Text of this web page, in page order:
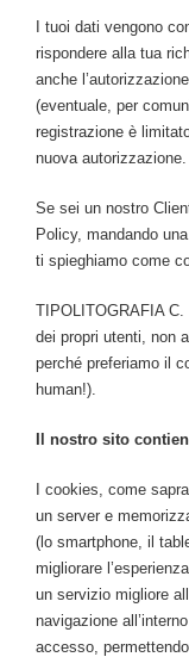
I tuoi dati vengono
rispondere alla tua
anche
(eventuale, per
registrazione è
nuova autorizzazione.
Se sei un nostro
Policy, mandando
ti spieghiamo come
TIPOLITOGRAFIA
dei propri utenti, non
perché preferiamo il
human!).
Il nostro sito
I cookies, come
un server e
(lo smartphone, il
migliorare
un servizio migliore
navigazione
accesso,